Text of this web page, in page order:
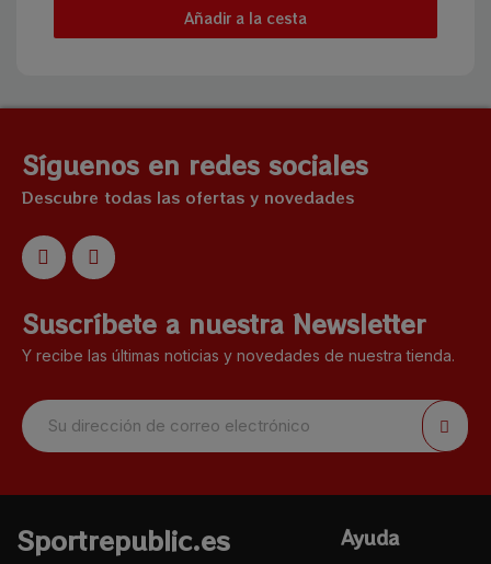
Añadir a la cesta
Síguenos en redes sociales
Descubre todas las ofertas y novedades
Suscríbete a nuestra Newsletter
Y recibe las últimas noticias y novedades de nuestra tienda.
Sportrepublic.es Ayuda